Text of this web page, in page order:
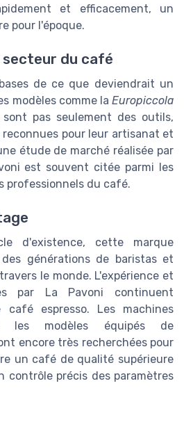
et efficacement, un
pour l'époque.
secteur du café
de ce que deviendrait un
modèles comme la Europiccola
pas seulement des outils,
pour leur artisanat et
étude de marché réalisée par
est souvent citée parmi les
professionnels du café.
d'existence, cette marque
générations de baristas et
le monde. L'expérience et
par La Pavoni continuent
espresso. Les machines
les modèles équipés de
encore très recherchées pour
un café de qualité supérieure
précis des paramètres